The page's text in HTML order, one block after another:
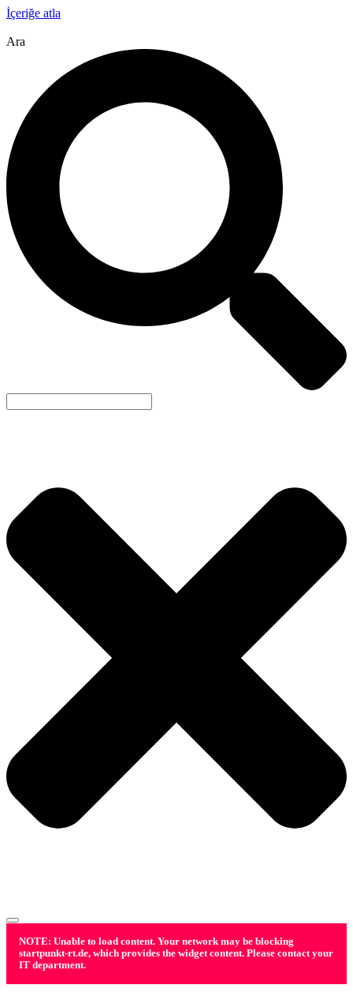
İçeriğe atla
Ara
NOTE: Unable to load content. Your network may be blocking
startpunkt-rt.de, which provides the widget content. Please contact your
IT department.